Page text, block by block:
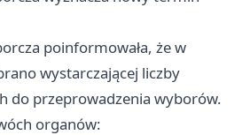
poinformowała, że w
wystarczającej liczby
do przeprowadzenia wyborów.
organów: